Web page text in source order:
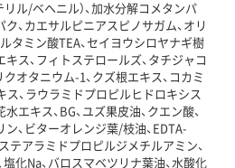
ル/ベヘニル）、加水分解コメタンパ
、カエサルピニアスピノサガム、オリ
タミン酸TEA、セイヨウシロヤナギ樹
ス、フィトステロールズ、タチジャコ
オタニウム-1、クズ根エキス、コカミ
ス、ラウラミドプロピルヒドロキシス
エキス、BG、ユズ果皮油、クエン酸、
、ビターオレンジ葉/枝油、EDTA-
テアラミドプロピルジメチルアミン、
化Na、バロスマベツリナ葉油、水酸化